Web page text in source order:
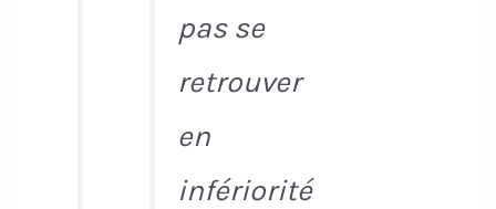
pas se
retrouver
en
infériorité